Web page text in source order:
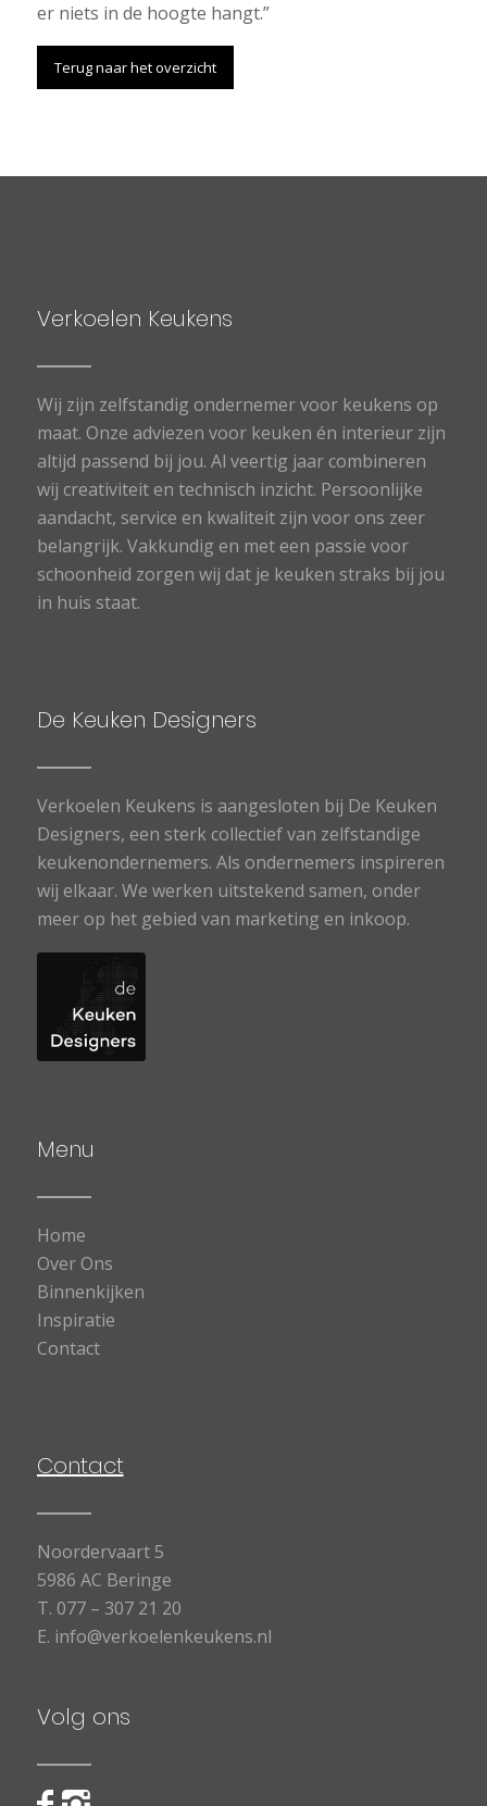
er niets in de hoogte hangt.”
Terug naar het overzicht
Verkoelen Keukens
Wij zijn zelfstandig ondernemer voor keukens op
maat. Onze adviezen voor keuken én interieur zijn
altijd passend bij jou. Al veertig jaar combineren
wij creativiteit en technisch inzicht. Persoonlijke
aandacht, service en kwaliteit zijn voor ons zeer
belangrijk. Vakkundig en met een passie voor
schoonheid zorgen wij dat je keuken straks bij jou
in huis staat.
De Keuken Designers
Verkoelen Keukens is aangesloten bij De Keuken
Designers, een sterk collectief van zelfstandige
keukenondernemers. Als ondernemers inspireren
wij elkaar. We werken uitstekend samen, onder
meer op het gebied van marketing en inkoop.
Menu
Home
Over Ons
Binnenkijken
Inspiratie
Contact
Contact
Noordervaart 5
5986 AC Beringe
T. 077 – 307 21 20
E. info@verkoelenkeukens.nl
Volg ons